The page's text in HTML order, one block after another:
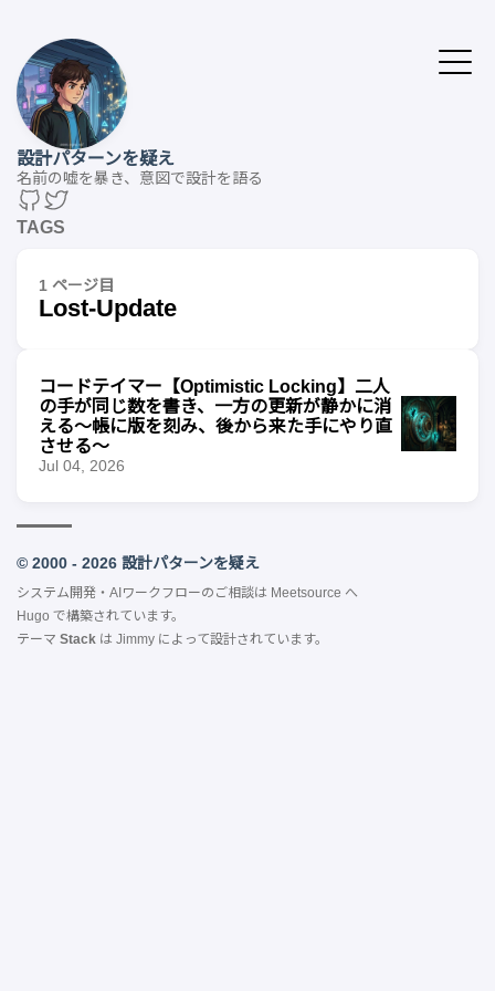
設計パターンを疑え
名前の嘘を暴き、意図で設計を語る
TAGS
1 ページ目
Lost-Update
コードテイマー【Optimistic Locking】二人
の手が同じ数を書き、一方の更新が静かに消
える〜帳に版を刻み、後から来た手にやり直
させる〜
Jul 04, 2026
© 2000 - 2026 設計パターンを疑え
システム開発・AIワークフローのご相談は Meetsource へ
Hugo で構築されています。
テーマ Stack は Jimmy によって設計されています。